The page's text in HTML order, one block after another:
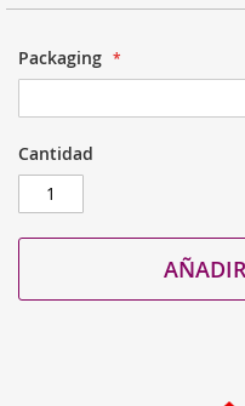
Packaging
Cantidad
galería
imágenes